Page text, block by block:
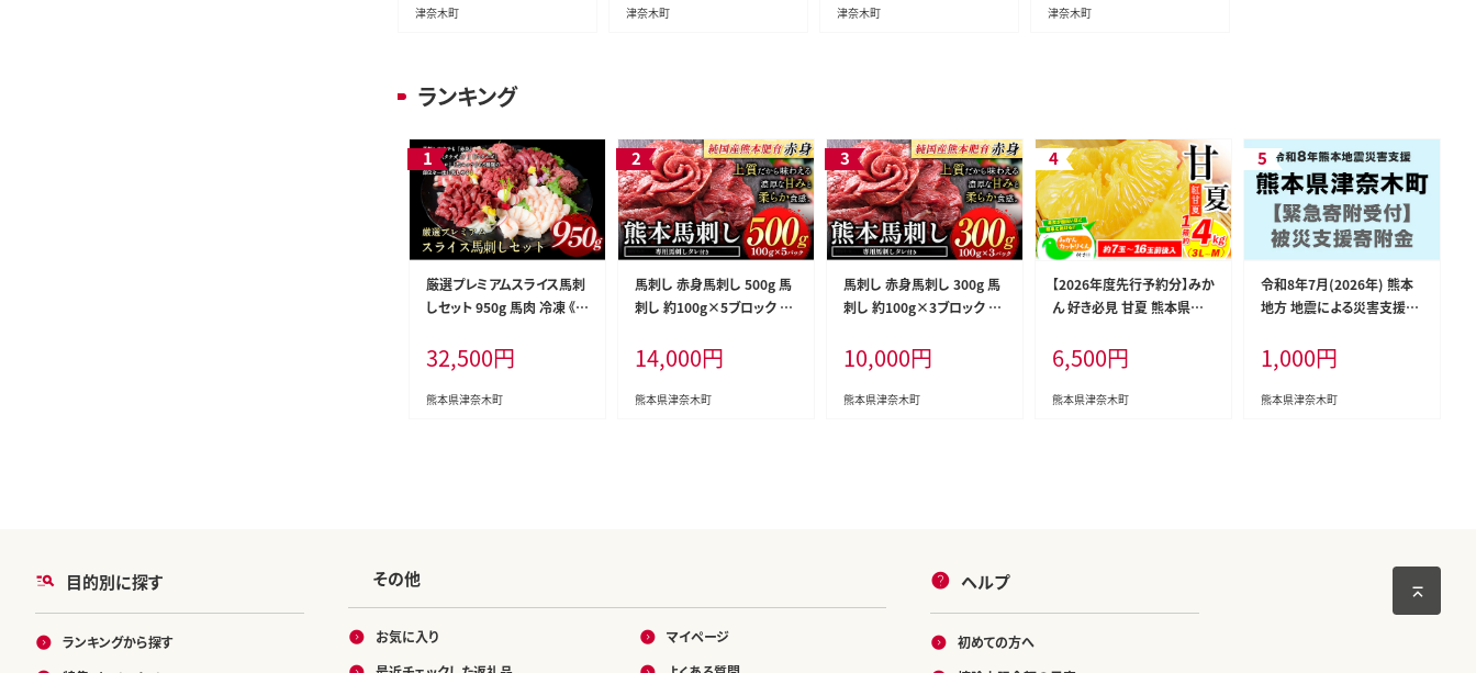
デコポン フルーツ 果物 缶詰
津奈木町
ーツ みかん ---st_shinosrn
津奈木町
田農場 ジュース 柑橘 セット
津奈木町
町 柑橘 希少品種 スイートス
津奈木町
ランキング
厳選プレミアムスライス馬刺
しセット 950g 馬肉 冷凍 《6
除く)》 新鮮 さばきたて 真空
パック 生食用 肉 熊本県葦
北郡津奈木町 スライス 特産
32,500円
熊本県津奈木町
馬刺し 赤身馬刺し 500g 馬
刺し 約100g×5ブロック (タ
熊本肥育 肉 生食用 冷凍 《3
-7日以内に出荷予定(土日祝
除く)》 馬肉 馬 馬刺し 国産
14,000円
熊本県津奈木町
馬刺し 赤身馬刺し 300g 馬
刺し 約100g×3ブロック (タ
熊本肥育 肉 生食用 冷凍 《3
-7日以内に出荷予定(土日祝
除く)》 馬肉 馬 馬刺し 国産
10,000円
熊本県津奈木町
【2026年度先行予約分】みか
ん 好き必見 甘夏 熊本県産
kg (約7-16玉前後) 柑橘 大
玉 ミカン《2月中旬-4月末頃
出荷》 フルーツ 旬 甘夏みか
6,500円
熊本県津奈木町
令和8年7月(2026年) 熊本
地方 地震による災害支援寄
はありません）---tsunagi_s
gs_1000_kihu---
1,000円
熊本県津奈木町
目的別に探す
ランキングから探す
その他
お気に入り
マイページ
ヘルプ
初めての方へ